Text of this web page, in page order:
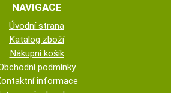
NAVIGACE
Úvodní strana
Katalog zboží
Nákupní košík
podmínky
informace